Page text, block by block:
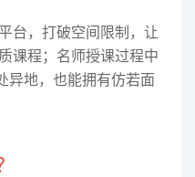
台，打破空间限制，让
课程；名师授课过程中
异地，也能拥有仿若面